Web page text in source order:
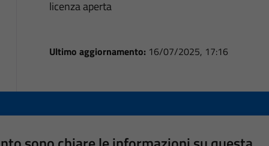
licenza aperta
Ultimo aggiornamento: 16/07/2025, 17:16